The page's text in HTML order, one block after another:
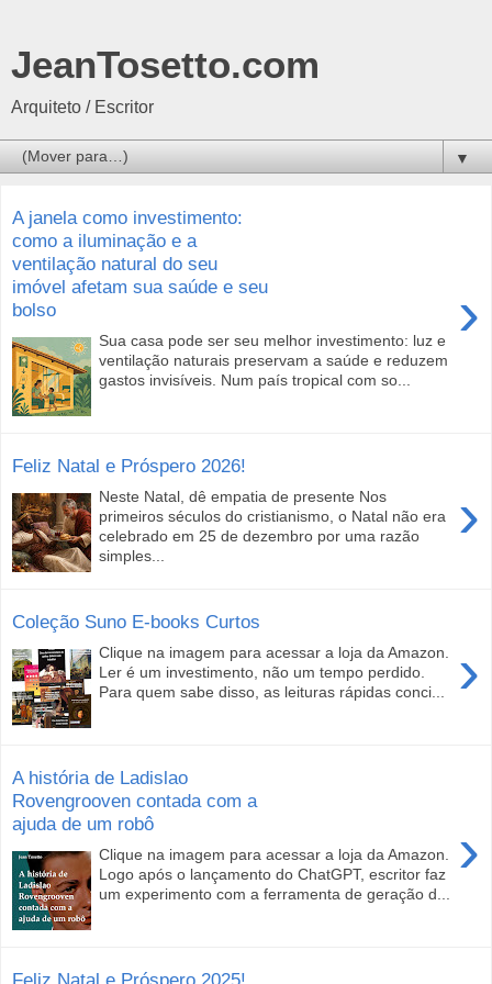
JeanTosetto.com
Arquiteto / Escritor
▼
A janela como investimento:
como a iluminação e a
ventilação natural do seu
imóvel afetam sua saúde e seu
bolso
›
Sua casa pode ser seu melhor investimento: luz e
ventilação naturais preservam a saúde e reduzem
gastos invisíveis. Num país tropical com so...
Feliz Natal e Próspero 2026!
›
Neste Natal, dê empatia de presente Nos
primeiros séculos do cristianismo, o Natal não era
celebrado em 25 de dezembro por uma razão
simples...
Coleção Suno E-books Curtos
›
Clique na imagem para acessar a loja da Amazon.
Ler é um investimento, não um tempo perdido.
Para quem sabe disso, as leituras rápidas conci...
A história de Ladislao
Rovengrooven contada com a
ajuda de um robô
›
Clique na imagem para acessar a loja da Amazon.
Logo após o lançamento do ChatGPT, escritor faz
um experimento com a ferramenta de geração d...
Feliz Natal e Próspero 2025!